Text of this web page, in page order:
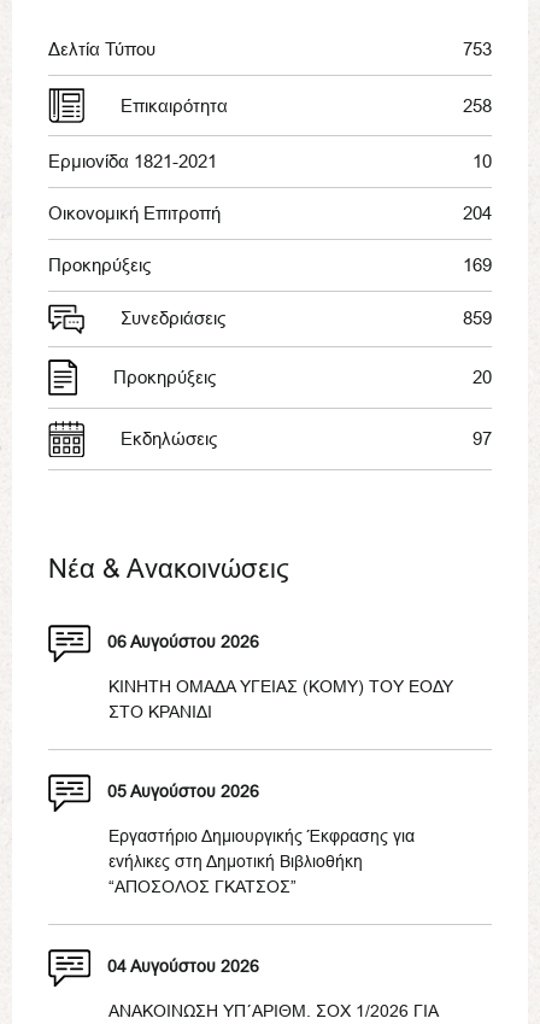
Δελτία Τύπου 753
Επικαιρότητα 258
Ερμιονίδα 1821-2021 10
Οικονομική Επιτροπή 204
Προκηρύξεις 169
Συνεδριάσεις 859
Προκηρύξεις 20
Εκδηλώσεις 97
Νέα & Ανακοινώσεις
06 Αυγούστου 2026
ΚΙΝΗΤΗ ΟΜΑΔΑ ΥΓΕΙΑΣ (ΚΟΜΥ) ΤΟΥ ΕΟΔΥ
ΣΤΟ ΚΡΑΝΙΔΙ
05 Αυγούστου 2026
Εργαστήριο Δημιουργικής Έκφρασης για
ενήλικες στη Δημοτική Βιβλιοθήκη
“ΑΠΟΣΟΛΟΣ ΓΚΑΤΣΟΣ”
04 Αυγούστου 2026
ΑΝΑΚΟΙΝΩΣΗ ΥΠ΄ΑΡΙΘΜ. ΣΟΧ 1/2026 ΓΙΑ